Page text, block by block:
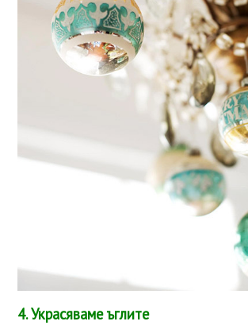
4. Украсяваме ъглите